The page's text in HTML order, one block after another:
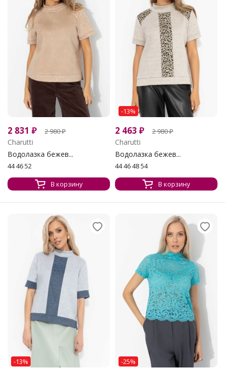
2 831 ₽ 2 980₽
Charutti
Водолазка бежев...
44 46 52
В корзину
-13%
2 463 ₽ 2 980₽
Charutti
Водолазка бежев...
44 46 48 54
В корзину
-13% -25%